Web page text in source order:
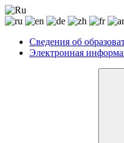
Сведения об
Электронная